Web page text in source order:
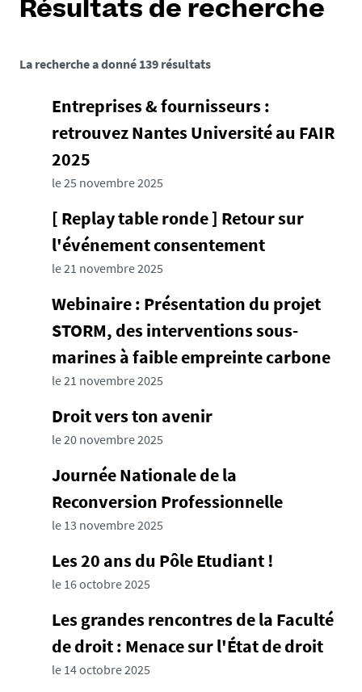
Résultats de recherche
La recherche a donné 139 résultats
Entreprises & fournisseurs :
retrouvez Nantes Université au FAIR
2025
le 25 novembre 2025
[ Replay table ronde ] Retour sur
l'événement consentement
le 21 novembre 2025
Webinaire : Présentation du projet
STORM, des interventions sous-
marines à faible empreinte carbone
le 21 novembre 2025
Droit vers ton avenir
le 20 novembre 2025
Journée Nationale de la
Reconversion Professionnelle
le 13 novembre 2025
Les 20 ans du Pôle Etudiant !
le 16 octobre 2025
Les grandes rencontres de la Faculté
de droit : Menace sur l'État de droit
le 14 octobre 2025